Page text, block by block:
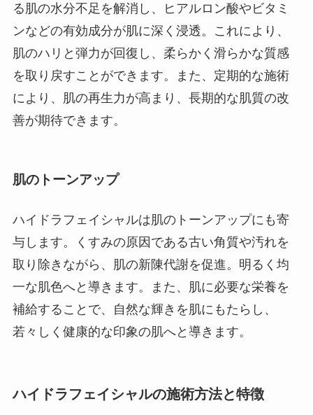
る肌の水分不足を解消し、ヒアルロン酸やビタミ
ンなどの有効成分が肌に深く浸透。これにより、
肌のハリと弾力が回復し、柔らかく滑らかな質感
を取り戻すことができます。また、定期的な施術
により、肌の再生力が高まり、長期的な肌質の改
善が期待できます。
肌のトーンアップ
ハイドラフェイシャルは肌のトーンアップにも寄
与します。くすみの原因である古い角質や汚れを
取り除きながら、肌の新陳代謝を促進。明るく均
一な肌色へと導きます。また、肌に必要な栄養を
補給することで、自然な輝きを肌にもたらし、
若々しく健康的な印象の肌へと導きます。
ハイドラフェイシャルの施術方法と特徴